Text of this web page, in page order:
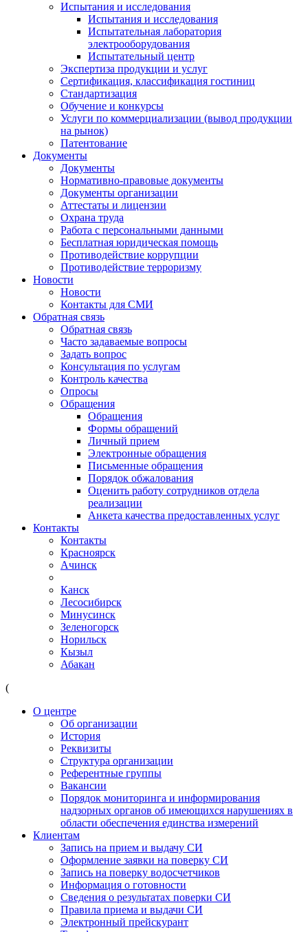
Испытания и исследования
Испытания и исследования
Испытательная лаборатория
электрооборудования
Испытательный центр
Экспертиза продукции и услуг
Сертификация, классификация гостиниц
Стандартизация
Обучение и конкурсы
Услуги по коммерциализации (вывод продукции
на рынок)
Патентование
Документы
Документы
Нормативно-правовые документы
Документы организации
Аттестаты и лицензии
Охрана труда
Работа с персональными данными
Бесплатная юридическая помощь
Противодействие коррупции
Противодействие терроризму
Новости
Новости
Контакты для СМИ
Обратная связь
Обратная связь
Часто задаваемые вопросы
Задать вопрос
Консультация по услугам
Контроль качества
Опросы
Обращения
Обращения
Формы обращений
Личный прием
Электронные обращения
Письменные обращения
Порядок обжалования
Оценить работу сотрудников отдела
реализации
Анкета качества предоставленных услуг
Контакты
Контакты
Красноярск
Ачинск
Канск
Лесосибирск
Минусинск
Зеленогорск
Норильск
Кызыл
Абакан
(
О центре
Об организации
История
Реквизиты
Структура организации
Референтные группы
Вакансии
Порядок мониторинга и информирования
надзорных органов об имеющихся нарушениях в
области обеспечения единства измерений
Клиентам
Запись на прием и выдачу СИ
Оформление заявки на поверку СИ
Запись на поверку водосчетчиков
Информация о готовности
Сведения о результатах поверки СИ
Правила приема и выдачи СИ
Электронный прейскурант